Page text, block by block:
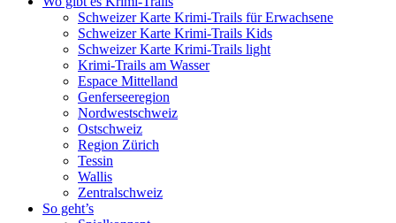
Schweizer Karte Krimi-Trails für Erwachsene
Schweizer Karte Krimi-Trails Kids
Schweizer Karte Krimi-Trails light
Krimi-Trails am Wasser
Espace Mittelland
Genferseeregion
Nordwestschweiz
Ostschweiz
Region Zürich
Tessin
Wallis
Zentralschweiz
So geht’s